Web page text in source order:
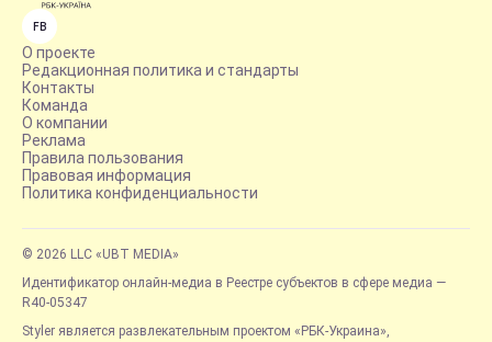
FB
О проекте
Редакционная политика и стандарты
Контакты
Команда
О компании
Реклама
Правила пользования
Правовая информация
Политика конфиденциальности
© 2026 LLC «UBT MEDIA»
Идентификатор онлайн-медиа в Реестре субъектов в сфере медиа —
R40-05347
Styler является развлекательным проектом «РБК-Украина»,